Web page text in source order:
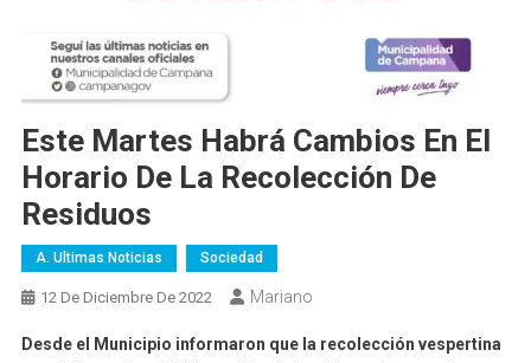
Este Martes Habrá Cambios En El
Horario De La Recolección De
Residuos
A. Ultimas Noticias Sociedad
12 De Diciembre De 2022 Mariano
Desde el Municipio informaron que la recolección vespertina